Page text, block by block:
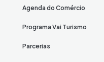
Agenda do Comércio
Programa Vai Turismo
Parcerias